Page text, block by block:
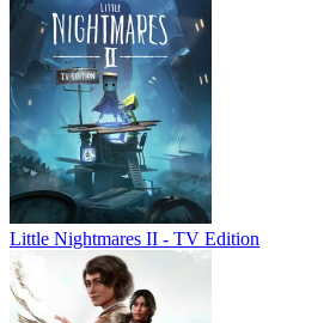
Little Nightmares II - TV Edition